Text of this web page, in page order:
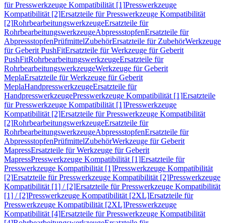
für Presswerkzeuge Kompatibilität [1]Presswerkzeuge
Kompatibilität [2]Ersatzteile für Presswerkzeuge Kompatibilität
[2]RohrbearbeitungswerkzeugeErsatzteile für
RohrbearbeitungswerkzeugeAbpressstopfenErsatzteile für
AbpressstopfenPrüfmittelZubehörErsatzteile für ZubehörWerkzeuge
für Geberit PushFitErsatzteile für Werkzeuge für Geberit
PushFitRohrbearbeitungswerkzeugeErsatzteile für
RohrbearbeitungswerkzeugeWerkzeuge für Geberit
MeplaErsatzteile für Werkzeuge für Geberit
MeplaHandpresswerkzeugeErsatzteile für
HandpresswerkzeugePresswerkzeuge Kompatibilität [1]Ersatzteile
für Presswerkzeuge Kompatibilität [1]Presswerkzeuge
Kompatibilität [2]Ersatzteile für Presswerkzeuge Kompatibilität
[2]RohrbearbeitungswerkzeugeErsatzteile für
RohrbearbeitungswerkzeugeAbpressstopfenErsatzteile für
AbpressstopfenPrüfmittelZubehörWerkzeuge für Geberit
MapressErsatzteile für Werkzeuge für Geberit
MapressPresswerkzeuge Kompatibilität [1]Ersatzteile für
Presswerkzeuge Kompatibilität [1]Presswerkzeuge Kompatibilität
[2]Ersatzteile für Presswerkzeuge Kompatibilität [2]Presswerkzeuge
Kompatibilität [1] / [2]Ersatzteile für Presswerkzeuge Kompatibilität
[1] / [2]Presswerkzeuge Kompatibilität [2XL]Ersatzteile für
Presswerkzeuge Kompatibilität [2XL]Presswerkzeuge
Kompatibilität [4]Ersatzteile für Presswerkzeuge Kompatibilität